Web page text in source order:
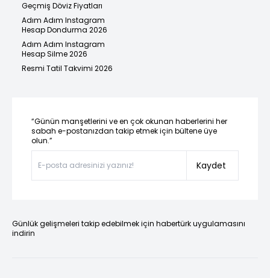
Geçmiş Döviz Fiyatları
Adım Adım Instagram
Hesap Dondurma 2026
Adım Adım Instagram
Hesap Silme 2026
Resmi Tatil Takvimi 2026
“Günün manşetlerini ve en çok okunan haberlerini her
sabah e-postanızdan takip etmek için bültene üye
olun.”
Kaydet
Günlük gelişmeleri takip edebilmek için habertürk uygulamasını
indirin